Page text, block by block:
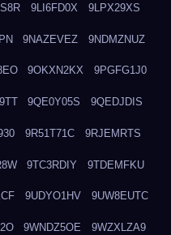
9LI6FD0X 9LPX29XS
9NAZEVEZ 9NDMZNUZ
9OKXN2KX 9PGFG1J0
9QE0Y05S 9QEDJDIS
9R51T71C 9RJEMRTS
9TC3RDIY 9TDEMFKU
9UDYO1HV 9UW8EUTC
9WNDZ5OE 9WZXLZA9